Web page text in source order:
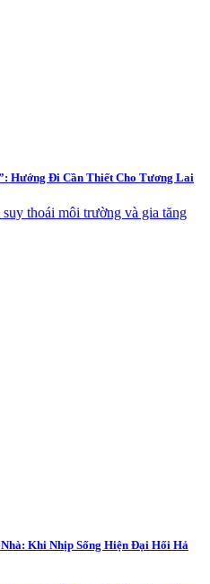
Hướng Đi Cần Thiết Cho Tương Lai
thoái môi trường và gia tăng
Khi Nhịp Sống Hiện Đại Hối Hả